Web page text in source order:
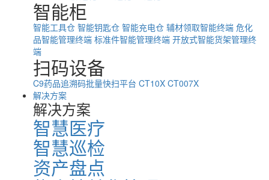
智能柜
智能工具仓 智能钥匙仓 智能充电仓 辅材领取智能终端 危化
品智能管理终端 标准件智能管理终端 开放式智能货架管理终
端
扫码设备
C9药品追溯码批量快扫平台 CT10X CT007X
解决方案
解决方案
智慧医疗
智慧巡检
资产盘点